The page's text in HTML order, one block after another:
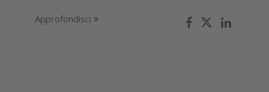
Approfondisci